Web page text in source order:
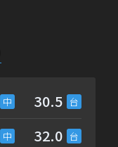
30.5
32.0